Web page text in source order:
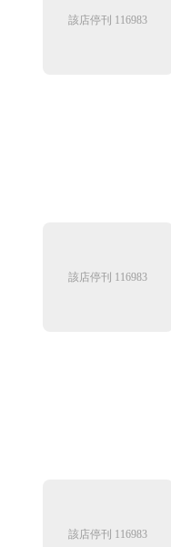
該店停刊 116983
該店停刊 116983
該店停刊 116983